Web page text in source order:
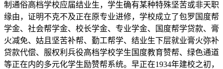
制通俗高档学校应届结业生，学生确有某种特殊坚苦或非天职
缘由，证明不克不及正在原专业进修，学校成立了包罗国度帮
学金、社会帮学金、校长学金、专业学金、国度帮学贷款、膏
火减免、姑且坚苦补帮、勤工帮学、结业生下层就业膏火弥补
贷款代偿、服权利兵役高档学校学生国度教育赞帮、绿色通道
等正在内的多元化学生励赞帮系统。早正在1934年建校之初，